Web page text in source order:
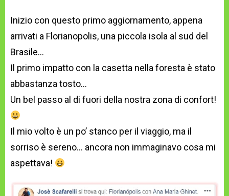
Inizio con questo primo aggiornamento, appena
arrivati a Florianopolis, una piccola isola al sud del
Brasile…
Il primo impatto con la casetta nella foresta è stato
abbastanza tosto…
Un bel passo al di fuori della nostra zona di confort!
Il mio volto è un po’ stanco per il viaggio, ma il
sorriso è sereno… ancora non immaginavo cosa mi
aspettava!